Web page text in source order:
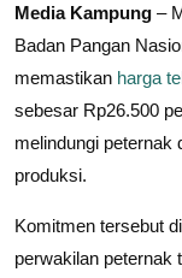
Media Kampung –
Badan Pangan
memastikan harga
sebesar Rp26.500
melindungi peternak
produksi.
Komitmen tersebut
perwakilan peternak